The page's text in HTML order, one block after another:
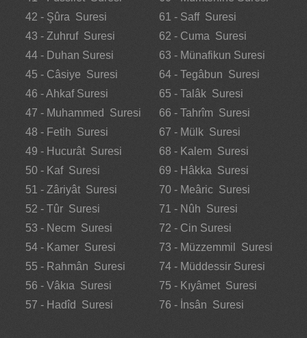
42 - Şûra Suresi
43 - Zuhruf Suresi
44 - Duhan Suresi
45 - Câsiye Suresi
46 - Ahkaf Suresi
47 - Muhammed Suresi
48 - Fetih Suresi
49 - Hucurât Suresi
50 - Kaf Suresi
51 - Zâriyât Suresi
52 - Tûr Suresi
53 - Necm Suresi
54 - Kamer Suresi
55 - Rahmân Suresi
56 - Vâkıa Suresi
57 - Hadîd Suresi
61 - Saff Suresi
62 - Cuma Suresi
63 - Münafikun Suresi
64 - Tegâbun Suresi
65 - Talâk Suresi
66 - Tahrîm Suresi
67 - Mülk Suresi
68 - Kalem Suresi
69 - Hâkka Suresi
70 - Meâric Suresi
71 - Nûh Suresi
72 - Cin Suresi
73 - Müzzemmil Suresi
74 - Müddessir Suresi
75 - Kıyâmet Suresi
76 - İnsân Suresi